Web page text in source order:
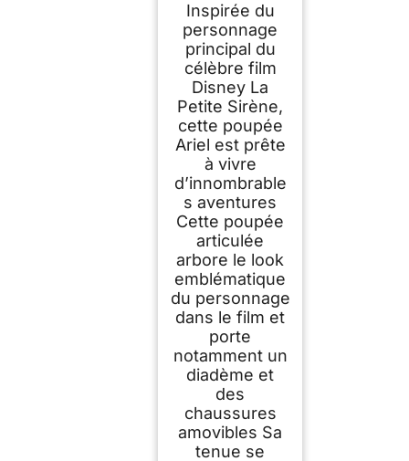
scintillante et
accessoires dont
chaussures et
diadème, Jouet
Enfant, Dès 3 ans,
HLW10
Inspirée du
personnage
principal du
célèbre film
Disney La
Petite Sirène,
cette poupée
Ariel est prête
à vivre
d’innombrable
s aventures
Cette poupée
articulée
arbore le look
emblématique
du personnage
dans le film et
porte
notamment un
diadème et
des
chaussures
amovibles Sa
tenue se